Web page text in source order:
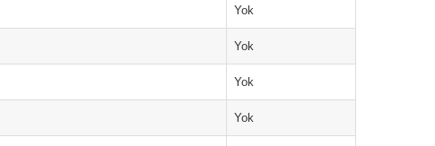
Yok
Yok
Yok
Yok